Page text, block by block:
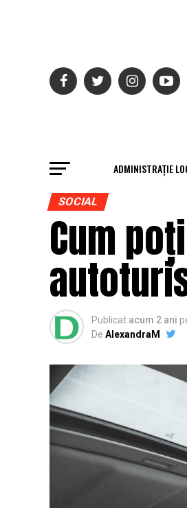
ADMINISTRAȚIE
SOCIAL
Cum
Publicat acum 2 ani
De AlexandraM